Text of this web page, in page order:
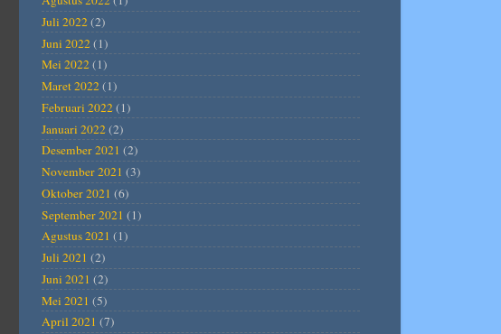
Juli 2022(2)
Juni 2022(1)
Mei 2022(1)
Maret 2022(1)
Februari 2022(1)
Januari 2022(2)
Desember 2021 (2)
November 2021 (3)
Oktober 2021 (6)
September 2021 (1)
Agustus 2021 (1)
Juli 2021 (2)
Juni 2021 (2)
Mei 2021 (5)
April 2021 (7)